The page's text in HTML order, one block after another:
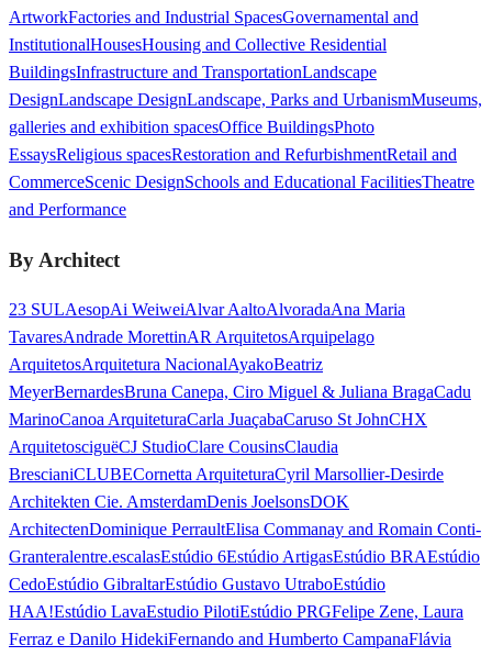
ArtworkFactories and Industrial SpacesGovernamental and
InstitutionalHousesHousing and Collective Residential
BuildingsInfrastructure and TransportationLandscape
DesignLandscape DesignLandscape, Parks and UrbanismMuseums,
galleries and exhibition spacesOffice BuildingsPhoto
EssaysReligious spacesRestoration and RefurbishmentRetail and
CommerceScenic DesignSchools and Educational FacilitiesTheatre
and Performance
By Architect
23 SULAesopAi WeiweiAlvar AaltoAlvoradaAna Maria
TavaresAndrade MorettinAR ArquitetosArquipelago
ArquitetosArquitetura NacionalAyakoBeatriz
MeyerBernardesBruna Canepa, Ciro Miguel & Juliana BragaCadu
MarinoCanoa ArquiteturaCarla JuaçabaCaruso St JohnCHX
ArquitetosciguëCJ StudioClare CousinsClaudia
BrescianiCLUBECornetta ArquiteturaCyril Marsollier-Desirde
Architekten Cie. AmsterdamDenis JoelsonsDOK
ArchitectenDominique PerraultElisa Commanay and Romain Conti-
Granteralentre.escalasEstúdio 6Estúdio ArtigasEstúdio BRAEstúdio
CedoEstúdio GibraltarEstúdio Gustavo UtraboEstúdio
HAA!Estúdio LavaEstudio PilotiEstúdio PRGFelipe Zene, Laura
Ferraz e Danilo HidekiFernando and Humberto CampanaFlávia